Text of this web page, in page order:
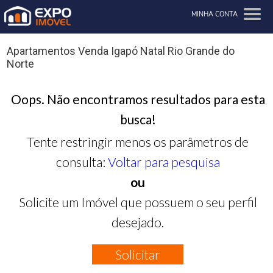
MINHA CONTA
Apartamentos Venda Igapó Natal Rio Grande do
Norte
Oops. Não encontramos resultados para esta
busca!
Tente restringir menos os parâmetros de
consulta: Voltar para pesquisa
ou
Solicite um Imóvel que possuem o seu perfil
desejado.
Solicitar